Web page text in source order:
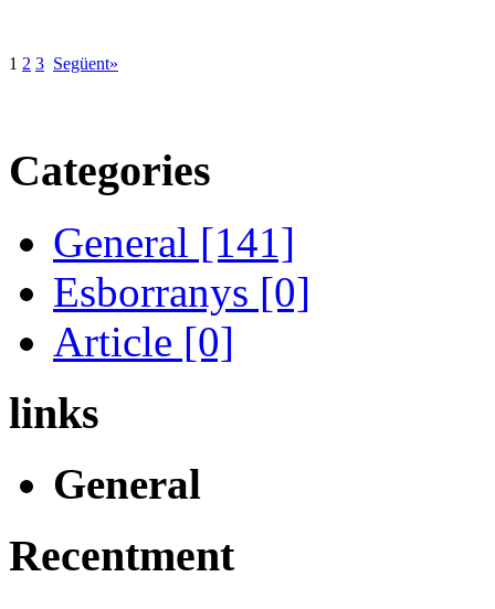
1 2 3 Següent»
Categories
General [141]
Esborranys [0]
Article [0]
links
General
Recentment